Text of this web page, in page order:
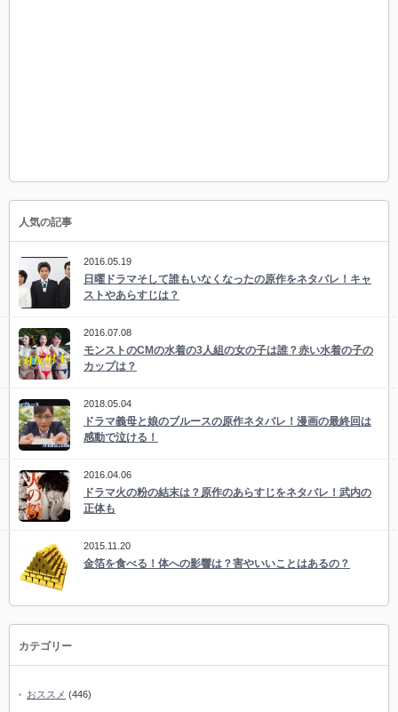
人気の記事
2016.05.19
日曜ドラマそして誰もいなくなったの原作をネタバレ！キャ
ストやあらすじは？
2016.07.08
モンストのCMの水着の3人組の女の子は誰？赤い水着の子の
カップは？
2018.05.04
ドラマ義母と娘のブルースの原作ネタバレ！漫画の最終回は
感動で泣ける！
2016.04.06
ドラマ火の粉の結末は？原作のあらすじをネタバレ！武内の
正体も
2015.11.20
金箔を食べる！体への影響は？害やいいことはあるの？
カテゴリー
おススメ (446)